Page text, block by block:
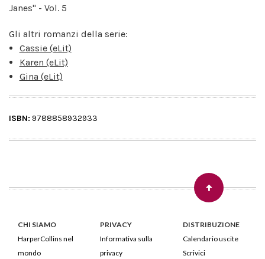
Janes" - Vol. 5
Gli altri romanzi della serie:
Cassie (eLit)
Karen (eLit)
Gina (eLit)
ISBN: 9788858932933
CHI SIAMO
HarperCollins nel
mondo
PRIVACY
Informativa sulla
privacy
DISTRIBUZIONE
Calendario uscite
Scrivici